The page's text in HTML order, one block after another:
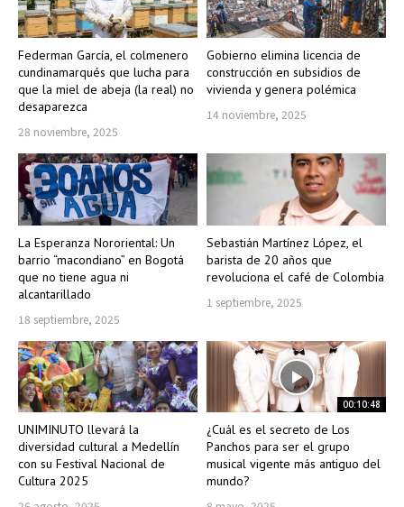
Federman García, el colmenero
cundinamarqués que lucha para
que la miel de abeja (la real) no
desaparezca
28 noviembre, 2025
Gobierno elimina licencia de
construcción en subsidios de
vivienda y genera polémica
14 noviembre, 2025
La Esperanza Nororiental: Un
barrio “macondiano” en Bogotá
que no tiene agua ni
alcantarillado
18 septiembre, 2025
Sebastián Martínez López, el
barista de 20 años que
revoluciona el café de Colombia
1 septiembre, 2025
UNIMINUTO llevará la
diversidad cultural a Medellín
con su Festival Nacional de
Cultura 2025
00:10:48
¿Cuál es el secreto de Los
Panchos para ser el grupo
musical vigente más antiguo del
mundo?